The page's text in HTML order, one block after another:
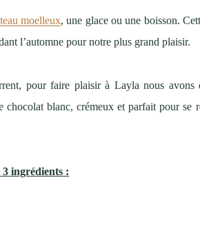
moelleux, une glace ou une boisson.
l’automne pour notre plus grand plaisir.
pour faire plaisir à Layla nous avons
chocolat blanc, crémeux et parfait pour se
3 ingrédients :